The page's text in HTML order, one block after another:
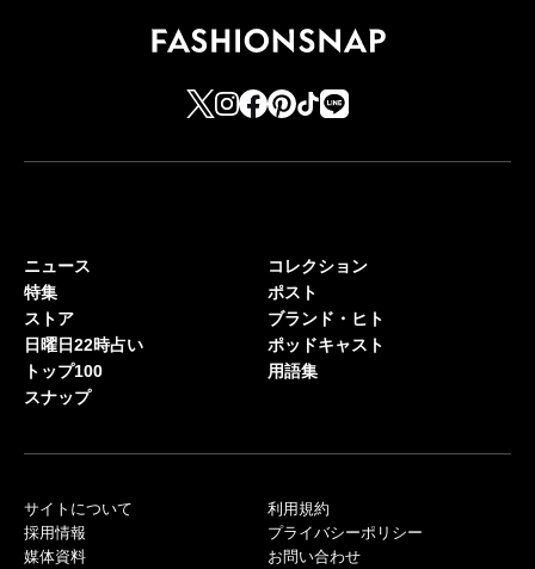
ニュース
特集
ストア
日曜日22時占い
トップ100
スナップ
コレクション
ポスト
ブランド・ヒト
ポッドキャスト
用語集
サイトについて
採用情報
媒体資料
利用規約
プライバシーポリシー
お問い合わせ